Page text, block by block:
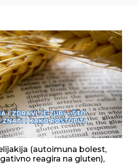
(autoimuna bolest,
reagira na gluten),